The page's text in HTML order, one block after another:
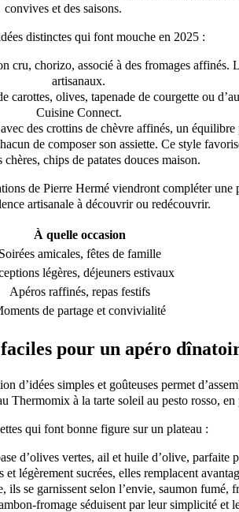
convives et des saisons.
distinctes qui font mouche en 2025 :
cru, chorizo, associé à des fromages
artisanaux.
carottes, olives, tapenade de courgette ou
Cuisine Connect.
des crottins de chèvre affinés, un
de composer son assiette. Ce style
chères, chips de patates douces maison.
de Pierre Hermé viendront compléter
artisanale à découvrir ou redécouvrir.
À quelle occasion
Soirées amicales, fêtes de famille
légères, déjeuners estivaux
Apéros raffinés, repas festifs
de partage et convivialité
pour un apéro
d’idées simples et goûteuses permet
Thermomix à la tarte soleil au pesto rosso,
qui font bonne figure sur un plateau :
d’olives vertes, ail et huile d’olive, parfaite
et légèrement sucrées, elles remplacent
ils se garnissent selon l’envie, saumon fumé,
fromage séduisent par leur simplicité et